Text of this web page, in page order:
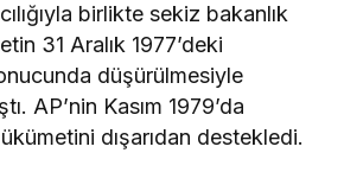
birlikte sekiz bakanlık
31 Aralık 1977’deki
düşürülmesiyle
AP’nin Kasım 1979’da
dışarıdan destekledi.